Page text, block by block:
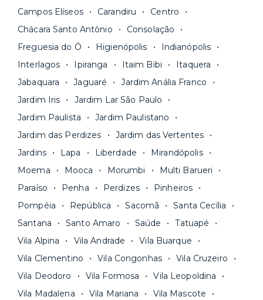
Os moradores ainda contam com a facilidade de
pagar todas as contas do mês junto com o
aluguel, em um boleto único. Quer ainda mais
praticidade? Escolha uma unidade com serviços
inclusos e solicite suporte e manutenção para a
nossa equipe via app.
Seja uma mala ou um caminhão de mudança: é
só levar as suas coisas e começar a morar.
pode comparar os valores e escolher o prazo
ideal para o seu momento de vida na página das
A melhor parte é que todo oprocesso de
documentação pelo site da Yuca e assina o
contrato na tela do seu computador ou celular.
Simples, seguro e sem burocracia!
Campos Elíseos
Carandiru
Centro
Chácara Santo Antônio
Consolação
Freguesia do Ó
Higienópolis
Indianópolis
Interlagos
Ipiranga Itaim Bibi
Itaquera
Jabaquara
Jaguaré
Jardim Anália Franco
Jardim Iris
Jardim Lar São Paulo
Jardim Paulista
Jardim Paulistano
Jardim das Perdizes
Jardim das Vertentes
Jardins
Lapa Liberdade
Mirandópolis
Moema
Mooca Morumbi
Multi Barueri
Paraíso
Penha Perdizes
Pinheiros
Pompéia
República Sacomã
Santa Cecília
Santana
Santo Amaro Saúde
Tatuapé
Vila Alpina
Vila Andrade
Vila Buarque
Vila Clementino
Vila Congonhas
Vila Cruzeiro
Vila Deodoro
Vila Formosa
Vila Leopoldina
Vila Madalena
Vila Mariana
Vila Mascote